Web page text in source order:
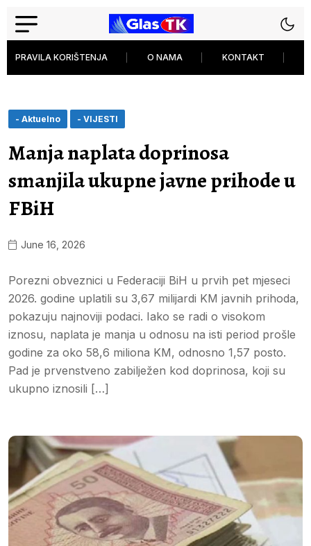
PRAVILA KORIŠTENJA O NAMA KONTAKT
- Aktuelno - VIJESTI
Manja naplata doprinosa
smanjila ukupne javne prihode u
FBiH
June 16, 2026
Porezni obveznici u Federaciji BiH u prvih pet mjeseci
2026. godine uplatili su 3,67 milijardi KM javnih prihoda,
pokazuju najnoviji podaci. Iako se radi o visokom
iznosu, naplata je manja u odnosu na isti period prošle
godine za oko 58,6 miliona KM, odnosno 1,57 posto.
Pad je prvenstveno zabilježen kod doprinosa, koji su
ukupno iznosili […]